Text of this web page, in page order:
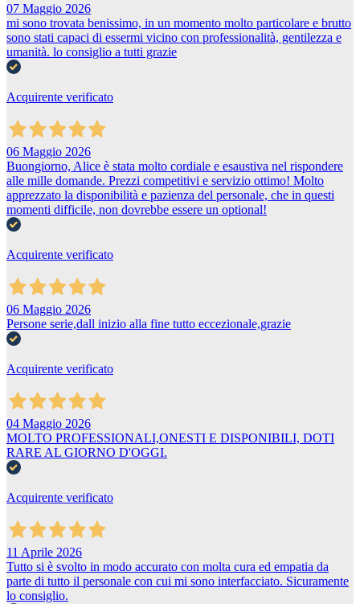
07 Maggio 2026
mi sono trovata benissimo, in un momento molto particolare e brutto
sono stati capaci di essermi vicino con professionalità, gentilezza e
umanità. lo consiglio a tutti grazie
Acquirente verificato
06 Maggio 2026
Buongiorno, Alice è stata molto cordiale e esaustiva nel rispondere
alle mille domande. Prezzi competitivi e servizio ottimo! Molto
apprezzato la disponibilità e pazienza del personale, che in questi
momenti difficile, non dovrebbe essere un optional!
Acquirente verificato
06 Maggio 2026
Persone serie,dall inizio alla fine tutto eccezionale,grazie
Acquirente verificato
04 Maggio 2026
MOLTO PROFESSIONALI,ONESTI E DISPONIBILI, DOTI
RARE AL GIORNO D'OGGI.
Acquirente verificato
11 Aprile 2026
Tutto si è svolto in modo accurato con molta cura ed empatia da
parte di tutto il personale con cui mi sono interfacciato. Sicuramente
lo consiglio.